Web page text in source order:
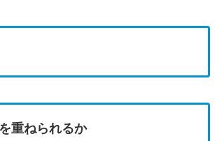
重ねられるか